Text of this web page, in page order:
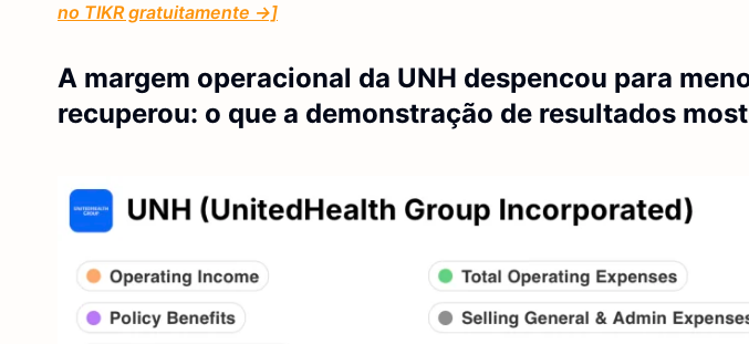
no TIKR gratuitamente →]
A margem operacional da UNH despencou para
recuperou: o que a demonstração de resultados